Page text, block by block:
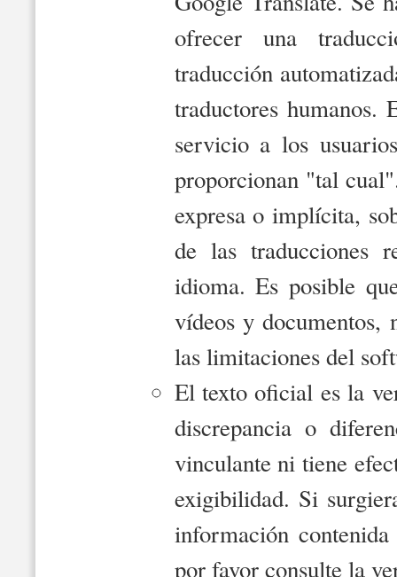
ofrecer una
traducción
traductores humanos.
servicio a los
proporcionan "tal
expresa o implícita,
de las traducciones
idioma. Es posible
vídeos y documentos,
las limitaciones del
El texto oficial es la
discrepancia o
vinculante ni tiene
exigibilidad. Si
información
por favor consulte la